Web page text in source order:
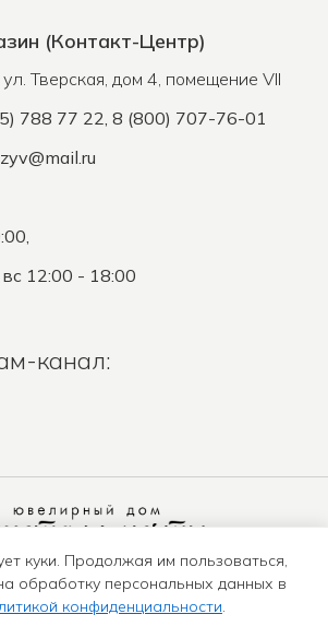
(Контакт-Центр)
ул. Тверская, дом 4, помещение VII
788 77 22, 8 (800) 707-76-01
12:00 - 18:00
канал:
конфиденциальности
о защите ПД
Оферта
куки. Продолжая им пользоваться,
обработку персональных данных в
конфиденциальности.